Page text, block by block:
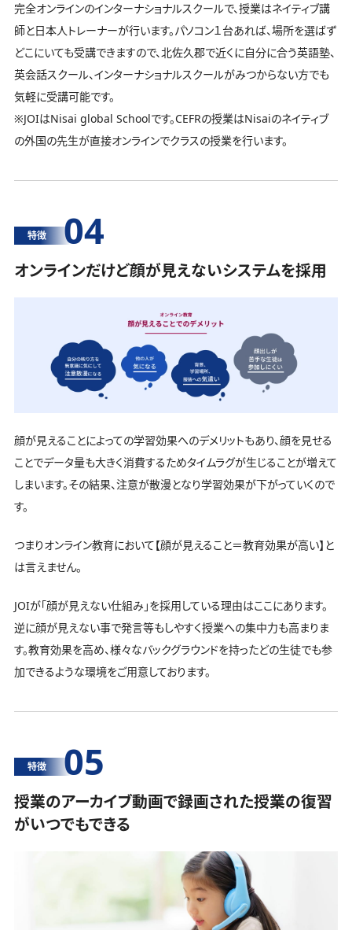
完全オンラインのインターナショナルスクールで、授業はネイティブ講
師と日本人トレーナーが行います。パソコン１台あれば、場所を選ばず
どこにいても受講できますので、北佐久郡で近くに自分に合う英語塾、
英会話スクール、インターナショナルスクールがみつからない方でも
気軽に受講可能です。
※JOIはNisai global Schoolです。CEFRの授業はNisaiのネイティブ
の外国の先生が直接オンラインでクラスの授業を行います。
特徴 04
オンラインだけど顔が見えないシステムを採用
顔が見えることによっての学習効果へのデメリットもあり、顔を見せる
ことでデータ量も大きく消費するためタイムラグが生じることが増えて
しまいます。その結果、注意が散漫となり学習効果が下がっていくので
す。
つまりオンライン教育において【顔が見えること＝教育効果が高い】と
は言えません。
JOIが「顔が見えない仕組み」を採用している理由はここにあります。
逆に顔が見えない事で発言等もしやすく授業への集中力も高まりま
す。教育効果を高め、様々なバックグラウンドを持ったどの生徒でも参
加できるような環境をご用意しております。
特徴 05
授業のアーカイブ動画で録画された授業の復習
がいつでもできる